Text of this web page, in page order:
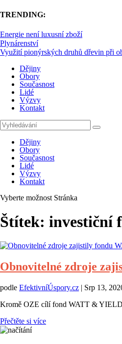
TRENDING:
Energie není luxusní zboží
Plynárenství
Využití pionýrských druhů dřevin při
Dějiny
Obory
Současnost
Lidé
Výzvy
Kontakt
Dějiny
Obory
Současnost
Lidé
Výzvy
Kontakt
Vyberte možnost Stránka
Štítek: investiční
Obnovitelné zdroje
podle EfektivníÚspory.cz | Srp 13,
Kromě OZE cílí fond WATT & YIELD
Přečtěte si více